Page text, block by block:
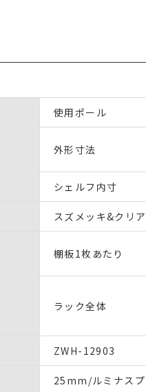
使用ポール
外形寸法
シェルフ内寸
スズメッキ&クリ
棚板1枚あたり
ラック全体
ZWH-12903
25mm/ルミナスプ